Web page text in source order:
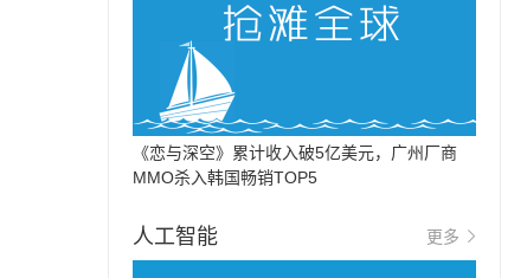
《恋与深空》累计收入破5亿美元，广州厂商
MMO杀入韩国畅销TOP5
人工智能 更多